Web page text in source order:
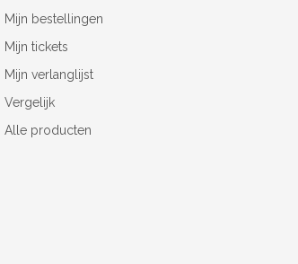
Mijn bestellingen
Mijn tickets
Mijn verlanglijst
Vergelijk
Alle producten